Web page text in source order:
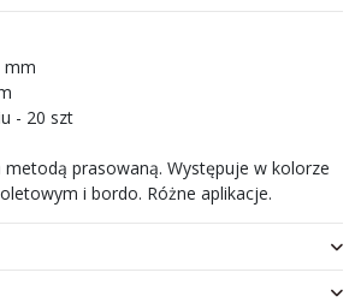
mm
- 20 szt
prasowaną. Występuje w kolorze
i bordo. Różne aplikacje.